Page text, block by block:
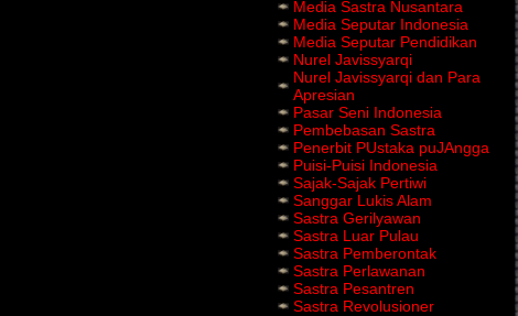
Media Sastra Nusantara
Media Seputar Indonesia
Media Seputar Pendidikan
Nurel Javissyarqi
Nurel Javissyarqi dan Para
Apresian
Pasar Seni Indonesia
Pembebasan Sastra
Penerbit PUstaka puJAngga
Puisi-Puisi Indonesia
Sajak-Sajak Pertiwi
Sanggar Lukis Alam
Sastra Gerilyawan
Sastra Luar Pulau
Sastra Pemberontak
Sastra Perlawanan
Sastra Pesantren
Sastra Revolusioner